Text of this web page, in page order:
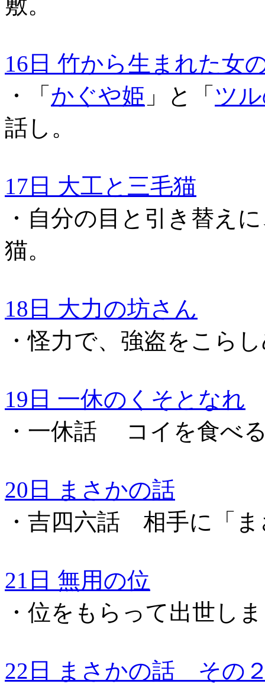
16日 竹から生まれた女
・「 かぐや姫 」と「 ツ
話し。
17日 大工と三毛猫
・自分の目と引き替え
猫。
18日 大力の坊さん
・怪力で、強盗をこら
19日 一休のくそとなれ
・一休話 コイを食べ
20日 まさかの話
・吉四六話 相手に「
21日 無用の位
・位をもらって出世し
22日 まさかの話 その